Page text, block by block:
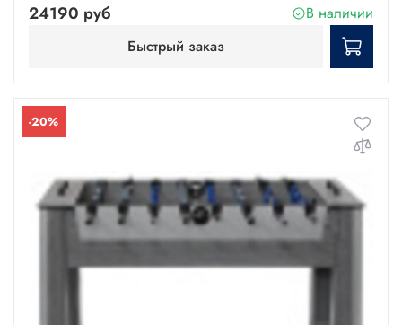
24190 руб
В наличии
Быстрый заказ
-20%